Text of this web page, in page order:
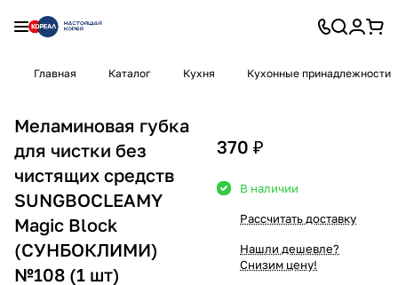
Главная Каталог Кухня Кухонные принадлежности
Меламиновая губка
для чистки без
чистящих средств
SUNGBOCLEAMY
Magic Block
(СУНБОКЛИМИ)
№108 (1 шт)
370 ₽
В наличии
Рассчитать доставку
Нашли дешевле?
Снизим цену!